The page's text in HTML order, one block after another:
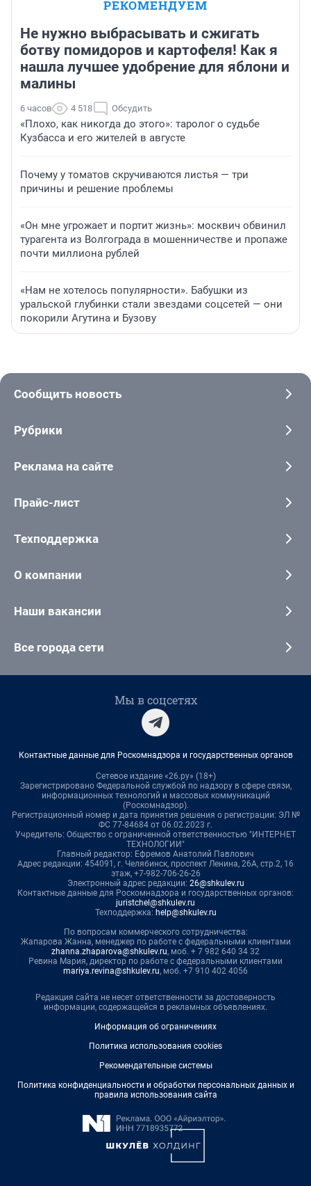
РЕКОМЕНДУЕМ
Не нужно выбрасывать и сжигать
ботву помидоров и картофеля! Как я
нашла лучшее удобрение для яблони и
малины
6 часов 4 518 Обсудить
«Плохо, как никогда до этого»: таролог о судьбе
Кузбасса и его жителей в августе
Почему у томатов скручиваются листья — три
причины и решение проблемы
«Он мне угрожает и портит жизнь»: москвич обвинил
турагента из Волгограда в мошенничестве и пропаже
почти миллиона рублей
«Нам не хотелось популярности». Бабушки из
уральской глубинки стали звездами соцсетей — они
покорили Агутина и Бузову
Сообщить новость
Рубрики
Реклама на сайте
Прайс-лист
Техподдержка
О компании
Наши вакансии
Все города сети
Мы в соцсетях
Контактные данные для Роскомнадзора и государственных органов
Сетевое издание «26.ру» (18+)
Зарегистрировано Федеральной службой по надзору в сфере связи,
информационных технологий и массовых коммуникаций
(Роскомнадзор).
Регистрационный номер и дата принятия решения о регистрации: ЭЛ №
ФС 77-84684 от 06.02.2023 г.
Учредитель: Общество с ограниченной ответственностью "ИНТЕРНЕТ
ТЕХНОЛОГИИ"
Главный редактор: Ефремов Анатолий Павлович
Адрес редакции: 454091, г. Челябинск, проспект Ленина, 26А, стр.2, 16
этаж, +7-982-706-26-26
Электронный адрес редакции: 26@shkulev.ru
Контактные данные для Роскомнадзора и государственных органов:
juristchel@shkulev.ru
Техподдержка: help@shkulev.ru
По вопросам коммерческого сотрудничества:
Жапарова Жанна, менеджер по работе с федеральными клиентами
zhanna.zhaparova@shkulev.ru, моб. + 7 982 640 34 32
Ревина Мария, директор по работе с федеральными клиентами
mariya.revina@shkulev.ru, моб. +7 910 402 4056
Редакция сайта не несет ответственности за достоверность
информации, содержащейся в рекламных объявлениях.
Информация об ограничениях
Политика использования cookies
Рекомендательные системы
Политика конфиденциальности и обработки персональных данных и
правила использования сайта